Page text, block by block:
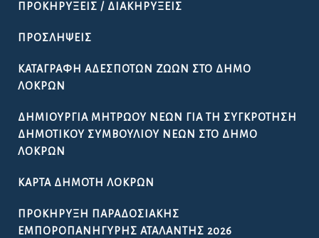
ΠΡΟΚΗΡΎΞΕΙΣ / ΔΙΑΚΗΡΎΞΕΙΣ
ΠΡΟΣΛΉΨΕΙΣ
ΚΑΤΑΓΡΑΦΉ ΑΔΈΣΠΟΤΩΝ ΖΏΩΝ ΣΤΟ ΔΉΜΟ
ΛΟΚΡΏΝ
ΔΗΜΙΟΥΡΓΊΑ ΜΗΤΡΏΟΥ ΝΈΩΝ ΓΙΑ ΤΗ ΣΥΓΚΡΌΤΗΣΗ
ΔΗΜΟΤΙΚΟΎ ΣΥΜΒΟΥΛΊΟΥ ΝΈΩΝ ΣΤΟ ΔΉΜΟ
ΛΟΚΡΏΝ
ΚΆΡΤΑ ΔΗΜΌΤΗ ΛΟΚΡΏΝ
ΠΡΟΚΉΡΥΞΗ ΠΑΡΑΔΟΣΙΑΚΉΣ
ΕΜΠΟΡΟΠΑΝΉΓΥΡΗΣ ΑΤΑΛΆΝΤΗΣ 2026